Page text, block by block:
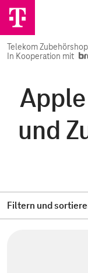
Telekom Zubehörshop
In Kooperation mit
und
Filtern und